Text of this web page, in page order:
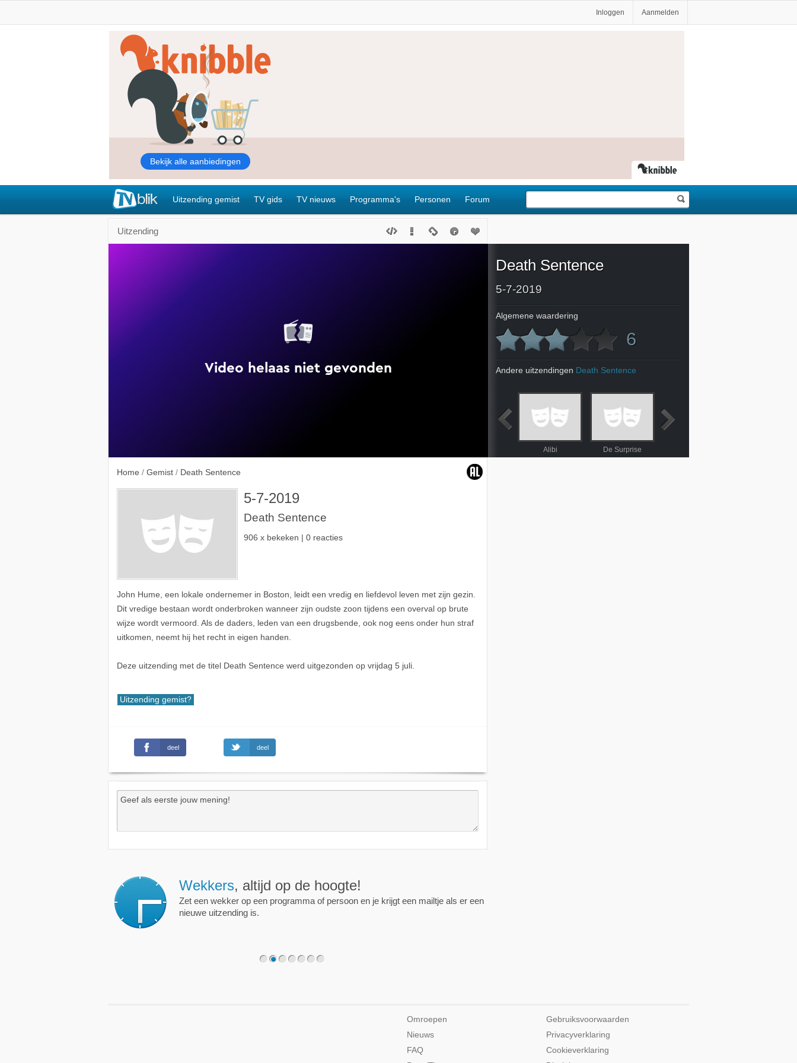
Inloggen Aanmelden
Uitzending gemist TV gids TV nieuws Programma's Personen Forum
Uitzending
Home / Gemist / Death Sentence
5-7-2019
Death Sentence
906 x bekeken | 0 reacties
John Hume, een lokale ondernemer in Boston, leidt een vredig en liefdevol leven met zijn gezin.
Dit vredige bestaan wordt onderbroken wanneer zijn oudste zoon tijdens een overval op brute
wijze wordt vermoord. Als de daders, leden van een drugsbende, ook nog eens onder hun straf
uitkomen, neemt hij het recht in eigen handen.
Deze uitzending met de titel Death Sentence werd uitgezonden op vrijdag 5 juli.
Uitzending gemist?
deel deel
Death Sentence
5-7-2019
Algemene waardering
6
Andere uitzendingen Death Sentence
Alibi De Surprise
Wekkers, altijd op de hoogte!
Zet een wekker op een programma of persoon en je krijgt een mailtje als er een
nieuwe uitzending is.
Omroepen
Nieuws
FAQ
Gebruiksvoorwaarden
Privacyverklaring
Cookieverklaring